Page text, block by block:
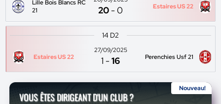
Lille Bois Blancs RC
21
20 -0 Estaires US 22
14 D2
Estaires US 22
27/09/2025
1 -16 Perenchies Usf 21
Nouveau!
VOUS ÊTES DIRIGEANT D'UN CLUB ?